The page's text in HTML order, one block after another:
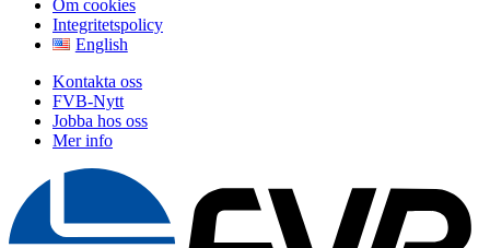
Om cookies
Integritetspolicy
English
Kontakta oss
FVB-Nytt
Jobba hos oss
Mer info